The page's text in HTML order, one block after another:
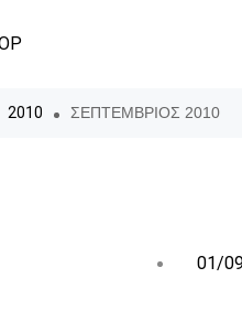
2010 ΣΕΠΤΕΜΒΡΙΟΣ 2010
01/